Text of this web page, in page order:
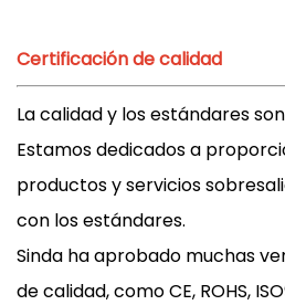
Certificación de calidad
La calidad y los estándares
Estamos dedicados a
productos y servicios
con los estándares.
Sinda ha aprobado muchas
de calidad, como CE, ROHS,